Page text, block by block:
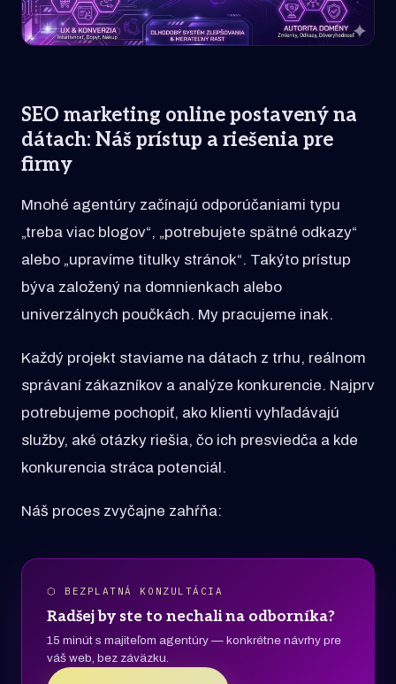
SEO marketing online postavený na
dátach: Náš prístup a riešenia pre
firmy
Mnohé agentúry začínajú odporúčaniami typu
„treba viac blogov“, „potrebujete spätné odkazy“
alebo „upravíme titulky stránok“. Takýto prístup
býva založený na domnienkach alebo
univerzálnych poučkách. My pracujeme inak.
Každý projekt staviame na dátach z trhu, reálnom
správaní zákazníkov a analýze konkurencie. Najprv
potrebujeme pochopiť, ako klienti vyhľadávajú
služby, aké otázky riešia, čo ich presviedča a kde
konkurencia stráca potenciál.
Náš proces zvyčajne zahŕňa:
⬡ BEZPLATNÁ KONZULTÁCIA
Radšej by ste to nechali na odborníka?
15 minút s majiteľom agentúry — konkrétne návrhy pre
váš web, bez záväzku.